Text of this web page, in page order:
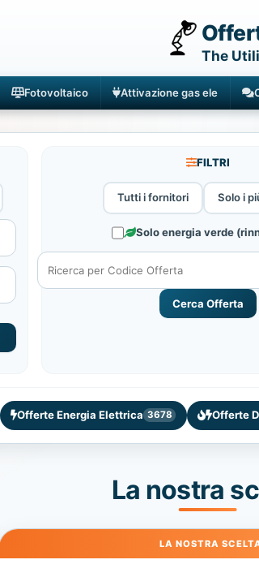
The
Fotovoltaico Attivazione gas ele
FILTRI
Tutti i fornitori Solo i
Solo energia verde
Cerca Offerta
Offerte Energia Elettrica 3678 Offerte
La nostra